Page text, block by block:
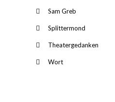
Sam Greb
Splittermond
Theatergedanken
Wort